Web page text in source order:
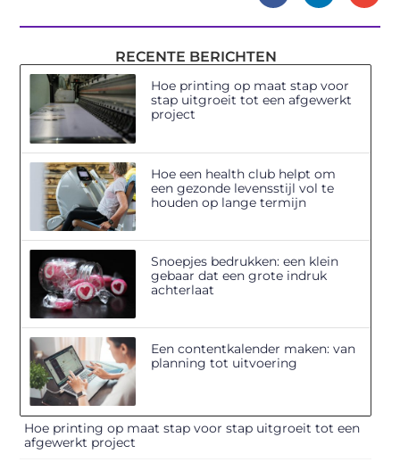
RECENTE BERICHTEN
Hoe printing op maat stap voor
stap uitgroeit tot een afgewerkt
project
Hoe een health club helpt om
een gezonde levensstijl vol te
houden op lange termijn
Snoepjes bedrukken: een klein
gebaar dat een grote indruk
achterlaat
Een contentkalender maken: van
planning tot uitvoering
Hoe printing op maat stap voor stap uitgroeit tot een
afgewerkt project